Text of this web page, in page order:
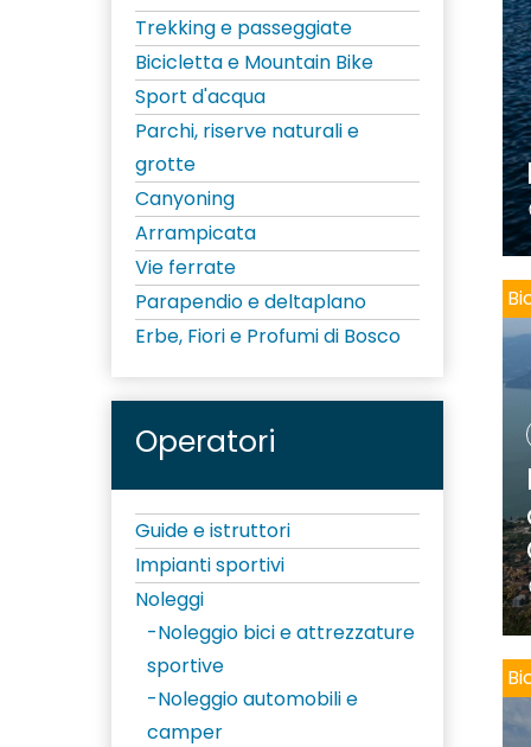
Trekking e passeggiate
Bicicletta e Mountain Bike
Sport d'acqua
Parchi, riserve naturali e
grotte
Canyoning
Arrampicata
Vie ferrate
Parapendio e deltaplano
Erbe, Fiori e Profumi di Bosco
Operatori
Guide e istruttori
Impianti sportivi
Noleggi
Noleggio bici e attrezzature
sportive
Noleggio automobili e
camper